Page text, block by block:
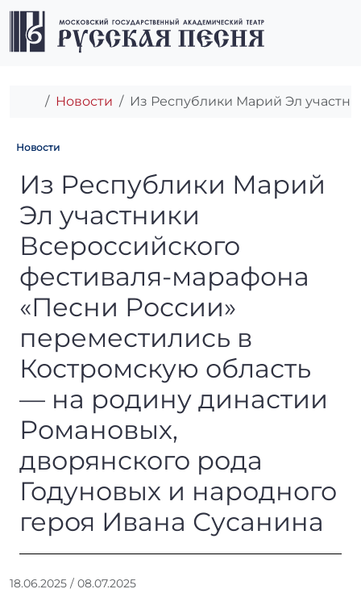
Перейти к содержимому
Перейти к футеру
Главная
Новости Из Республики Марий Эл
Новости
Из Республики Марий Эл
Из Республики Марий
Эл участники
Всероссийского
фестиваля-марафона
«Песни России»
переместились в
Костромскую область
— на родину династии
Романовых,
дворянского рода
Годуновых и народного
героя Ивана Сусанина
18.06.2025 / 08.07.2025